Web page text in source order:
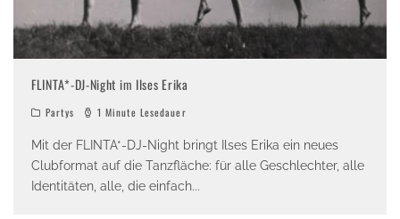
FLINTA*-DJ-Night im Ilses Erika
Partys 1 Minute Lesedauer
Mit der FLINTA*-DJ-Night bringt Ilses Erika ein neues
Clubformat auf die Tanzfläche: für alle Geschlechter, alle
Identitäten, alle, die einfach...